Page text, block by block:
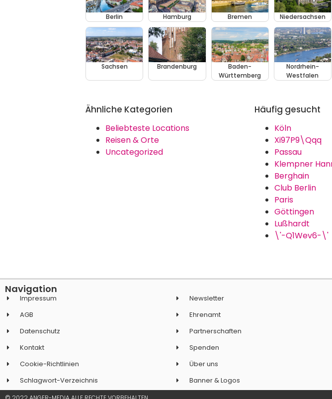
Berlin Hamburg Bremen Niedersachsen
Sachsen Brandenburg
Baden-
Württemberg
Nordrhein-
Westfalen
Ähnliche Kategorien
Beliebteste Locations
Reisen & Orte
Uncategorized
Häufig gesucht
Köln
Xi97P9\Qqq
Passau
Klempner
Berghain
Club Berlin
Paris
Göttingen
Lußhardt
\'-Q1Wev6-\'
Navigation
Impressum
AGB
Datenschutz
Kontakt
Cookie-Richtlinien
Schlagwort-Verzeichnis
Newsletter
Ehrenamt
Partnerschaften
Spenden
Über uns
Banner & Logos